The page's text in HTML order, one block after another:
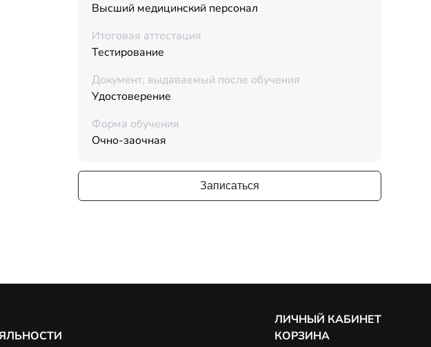
Высший медицинский персонал
Итоговая аттестация
Тестирование
Документ, выдаваемый после обучения
Удостоверение
Форма обучения
Очно-заочная
Записаться
ЛИЧНЫЙ КАБИНЕТ
КОРЗИНА